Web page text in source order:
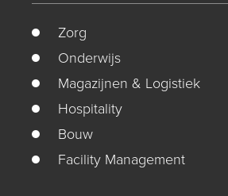
Zorg
Onderwijs
Magazijnen & Logistiek
Hospitality
Bouw
Facility Management